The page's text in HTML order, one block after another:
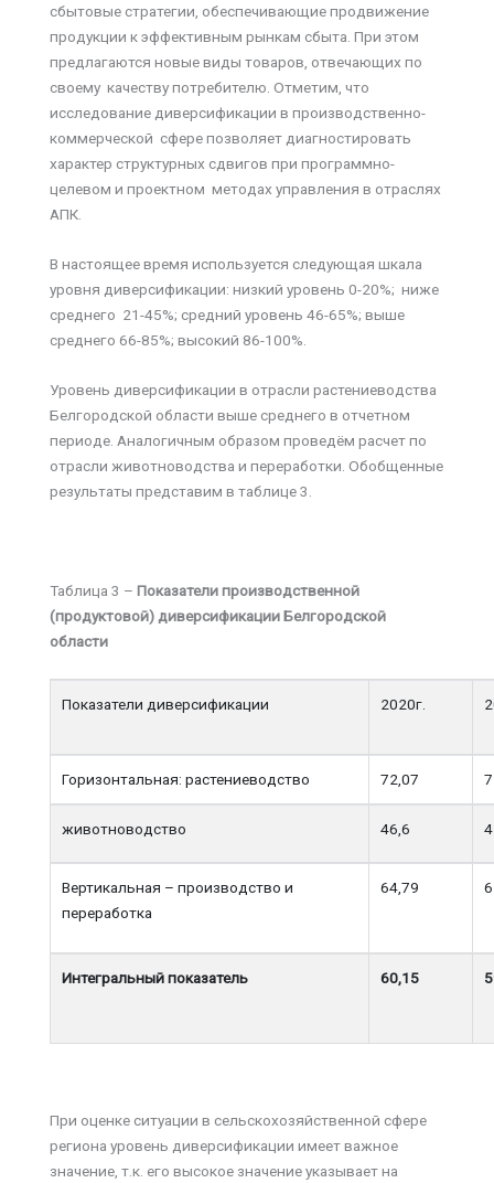
сбытовые стратегии, обеспечивающие продвижение
продукции к эффективным рынкам сбыта. При этом
предлагаются новые виды товаров, отвечающих по
своему качеству потребителю. Отметим, что
исследование диверсификации в производственно-
коммерческой сфере позволяет диагностировать
характер структурных сдвигов при программно-
целевом и проектном методах управления в отраслях
АПК.
В настоящее время используется следующая шкала
уровня диверсификации: низкий уровень 0-20%; ниже
среднего 21-45%; средний уровень 46-65%; выше
среднего 66-85%; высокий 86-100%.
Уровень диверсификации в отрасли растениеводства
Белгородской области выше среднего в отчетном
периоде. Аналогичным образом проведём расчет по
отрасли животноводства и переработки. Обобщенные
результаты представим в таблице 3.
Таблица 3 – Показатели производственной
(продуктовой) диверсификации Белгородской
области
Показатели диверсификации 2020г.
Горизонтальная: растениеводство 72,07
животноводство 46,6
Вертикальная – производство и
переработка
64,79
Интегральный показатель 60,15
При оценке ситуации в сельскохозяйственной сфере
региона уровень диверсификации имеет важное
значение, т.к. его высокое значение указывает на